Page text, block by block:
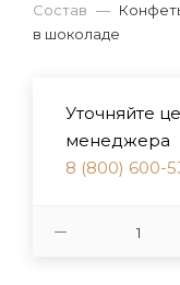
Состав —
в шоколаде
Уточняйте
менеджера
8 (800) 600-